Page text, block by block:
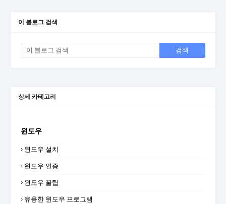
이 블로그 검색
상세 카테고리
윈도우
윈도우 설치
윈도우 인증
윈도우 꿀팁
유용한 윈도우 프로그램